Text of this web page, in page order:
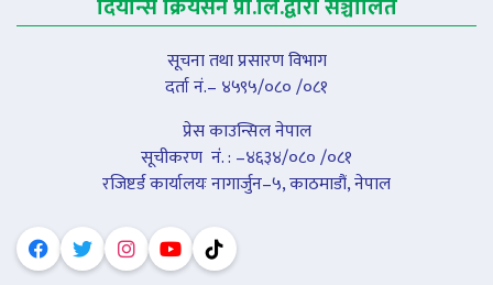
सूचना तथा प्रसारण विभाग
दर्ता नं.– ४५९५/०८० /०८१
प्रेस काउन्सिल नेपाल
सूचीकरण नंं. : –४६३४/०८० /०८१
रजिष्टर्ड कार्यालयः नागार्जुन–५, काठमाडौं, नेपाल